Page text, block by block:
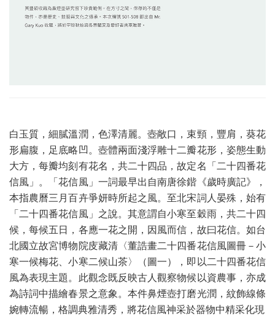
白玉質，細膩溫潤，色澤清麗。壺敞口，束頸，豐肩，葵花
形扁腹，足底略凹。壺體兩面淺浮雕十二瓣花形，姿態生動
大方，每瓣均刻有花名，共二十四品，故定名「二十四番花
信風」。「花信風」一詞最早出自南唐徐鍇《歲時廣記》，
本指農曆三月百卉爭妍時所起之風。至北宋詞人晏殊，始有
「二十四番花信風」之說。其意謂自小寒至穀雨，共二十四
候，每候五日，各應一花之開，因風而信，故曰花信。如台
北國立故宮博物院庋藏清〈董誥畫二十四番花信風圖冊－小
寒一候梅花、小寒二候山茶〉（圖一），即以二十四番花信
風為表現主題。此觀念既反映古人觀察物候以資農事，亦成
為詩詞中描繪春景之意象。本件鼻煙壺打磨光潤，紋飾線條
婉轉流暢，格調典雅清秀，將花信風神采於器物中精采化現